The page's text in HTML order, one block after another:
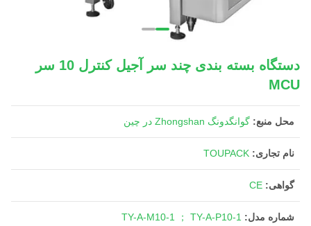
دستگاه بسته بندی چند سر آجیل کنترل 10 سر
MCU
محل منبع: گوانگدونگ Zhongshan در چین
نام تجاری: TOUPACK
گواهی: CE
شماره مدل: TY-A-M10-1 ； TY-A-P10-1